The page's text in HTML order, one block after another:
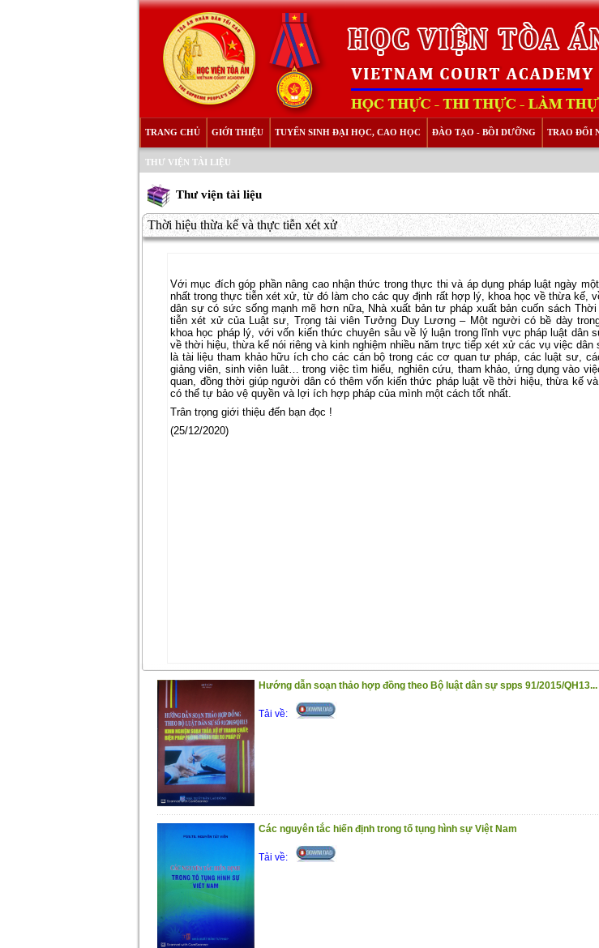
TRANG CHỦ GIỚI THIỆU TUYỂN SINH ĐẠI HỌC, CAO HỌC ĐÀO TẠO - BỒI DƯỠNG TRAO ĐỔI
THƯ VIỆN TÀI LIỆU
Thư viện tài liệu
Thời hiệu thừa kế và thực tiễn xét xử
Với mục đích góp phần nâng cao nhận thức trong thực thi và áp dụng pháp luật ngày
nhất trong thực tiễn xét xử, từ đó làm cho các quy định rất hợp lý, khoa học về thừa kế,
dân sự có sức sống mạnh mẽ hơn nữa, Nhà xuất bản tư pháp xuất bản cuốn sách
tiễn xét xử của Luật sư, Trọng tài viên Tưởng Duy Lương – Một người có bề dày
khoa học pháp lý, với vốn kiến thức chuyên sâu về lý luận trong lĩnh vực pháp luật dân
về thời hiệu, thừa kế nói riêng và kinh nghiệm nhiều năm trực tiếp xét xử các vụ việc dân
là tài liệu tham khảo hữu ích cho các cán bộ trong các cơ quan tư pháp, các luật sư,
giảng viên, sinh viên luât… trong việc tìm hiểu, nghiên cứu, tham khảo, ứng dụng vào
quan, đồng thời giúp người dân có thêm vốn kiến thức pháp luật về thời hiệu, thừa kế
có thể tự bảo vệ quyền và lợi ích hợp pháp của mình một cách tốt nhất.
Trân trọng giới thiệu đến bạn đọc !
(25/12/2020)
Hướng dẫn soạn thảo hợp đồng theo Bộ luật dân sự spps 91/2015/QH13...
Tải về:
Các nguyên tắc hiến định trong tố tụng hình sự Việt Nam
Tải về: